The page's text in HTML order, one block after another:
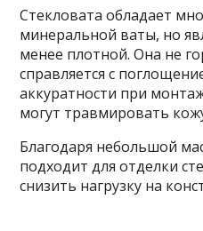
Стекловата обладает
минеральной ваты, но
менее плотной. Она не
справляется с
аккуратности при
могут травмировать
Благодаря небольшой
подходит для отделки
снизить нагрузку на